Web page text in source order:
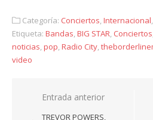
Categoría: Conciertos,Internacional,
Etiqueta: Bandas,BIG STAR, Conciertos
noticias,pop,Radio City,
video
Navegación
Entrada anterior
TREVOR POWERS,